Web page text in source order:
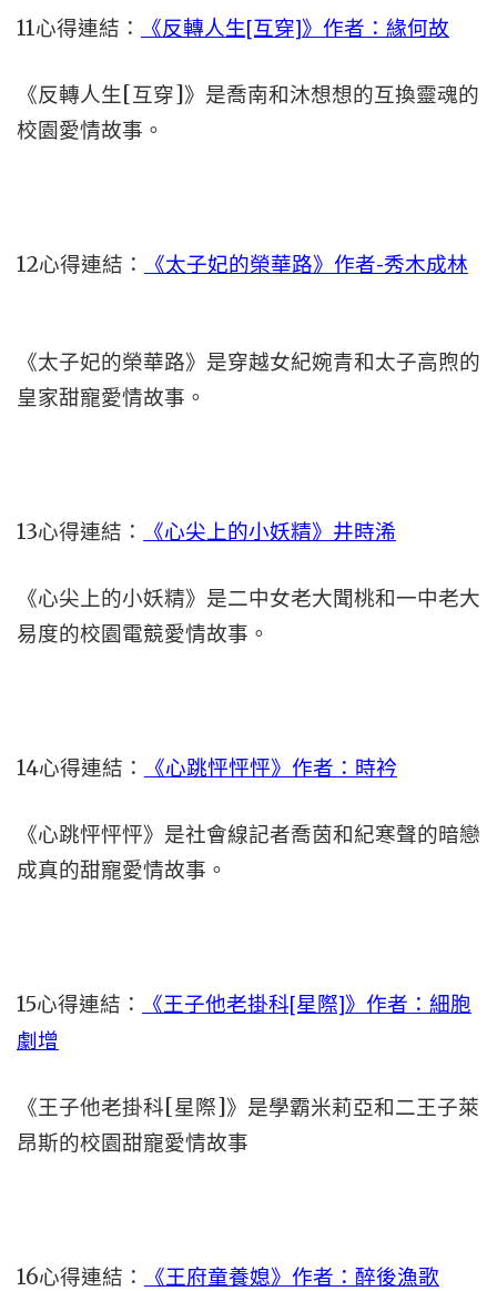
11心得連結： 《反轉人生[互穿]》作者：緣何故
《反轉人生[互穿]》是喬南和沐想想的互換靈魂的
校園愛情故事。
12心得連結： 《太子妃的榮華路》作者-秀木成林
《太子妃的榮華路》是穿越女紀婉青和太子高煦的
皇家甜寵愛情故事。
13心得連結： 《心尖上的小妖精》井時浠
《心尖上的小妖精》是二中女老大聞桃和一中老大
易度的校園電競愛情故事。
14心得連結： 《心跳怦怦怦》作者：時衿
《心跳怦怦怦》是社會線記者喬茵和紀寒聲的暗戀
成真的甜寵愛情故事。
15心得連結：
《王子他老掛科[星際]》作者：細胞
劇增
《王子他老掛科[星際]》是學霸米莉亞和二王子萊
昂斯的校園甜寵愛情故事
16心得連結： 《王府童養媳》作者：醉後漁歌